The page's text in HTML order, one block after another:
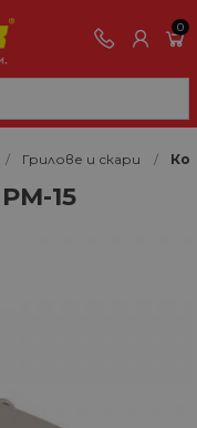
0
Грилове и скари
15